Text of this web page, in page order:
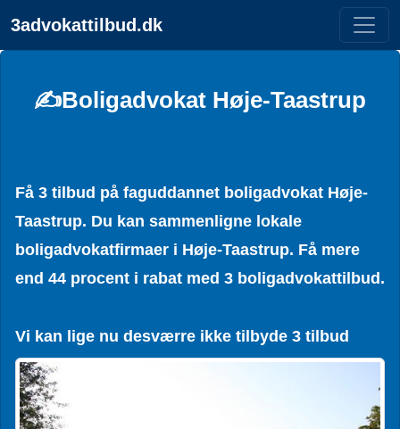
3advokattilbud.dk
✍️Boligadvokat Høje-Taastrup
Få 3 tilbud på faguddannet boligadvokat Høje-
Taastrup. Du kan sammenligne lokale
boligadvokatfirmaer i Høje-Taastrup. Få mere
end 44 procent i rabat med 3 boligadvokattilbud.
Vi kan lige nu desværre ikke tilbyde 3 tilbud